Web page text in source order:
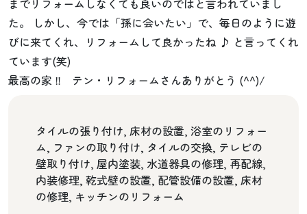
た。 しかし、今では「孫に会いたい」で、毎日のように遊
びに来てくれ、リフォームして良かったね ♪ と言ってくれ
ています(笑)
最高の家 ‼ テン・リフォームさんありがとう (^^)/
タイルの張り付け, 床材の設置, 浴室のリフォー
ム, ファンの取り付け, タイルの交換, テレビの
壁取り付け, 屋内塗装, 水道器具の修理, 再配線,
内装修理, 乾式壁の設置, 配管設備の設置, 床材
の修理, キッチンのリフォーム